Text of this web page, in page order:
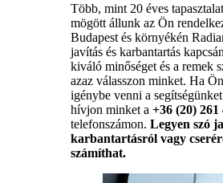
Több, mint 20 éves
mögött állunk az Ön
Budapest és környékén
javítás és karbantartás
kiváló minőséget és a remek
azaz válasszon minket. Ha
igénybe venni a
hívjon minket a +36 (20) 261
telefonszámon. Legyen szó
karbantartásról vagy
számíthat.